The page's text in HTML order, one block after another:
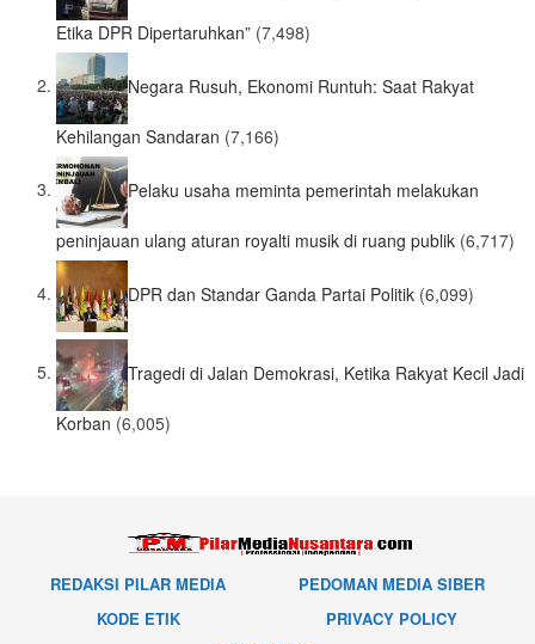
Etika DPR Dipertaruhkan” (7,498)
Negara Rusuh, Ekonomi Runtuh: Saat Rakyat
Kehilangan Sandaran (7,166)
Pelaku usaha meminta pemerintah melakukan
peninjauan ulang aturan royalti musik di ruang publik (6,717)
DPR dan Standar Ganda Partai Politik (6,099)
Tragedi di Jalan Demokrasi, Ketika Rakyat Kecil Jadi
Korban (6,005)
REDAKSI PILAR MEDIA
PEDOMAN MEDIA SIBER
KODE ETIK
PRIVACY POLICY